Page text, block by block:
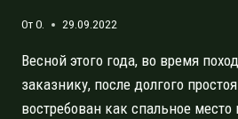
ОтO. 29.09.2022
Весной этого года, во время
заказнику, после долгого
востребован как спальное